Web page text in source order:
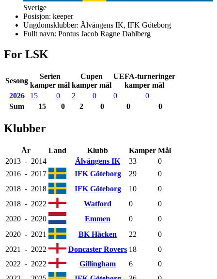
Sverige
Posisjon: keeper
Ungdomsklubber: Älvängens IK, IFK Göteborg
Fullt navn: Pontus Jacob Ragne Dahlberg
For LSK
Sesong
Serien
kamper mål
Cupen
kamper mål
UEFA-turneringer
kamper mål
2026
15 0 2 0 0
0
Sum
15 0 2 0 0 0
Klubber
År Land Klubb Kamper Mål
2013 - 2014 Älvängens IK 33
0
2016 - 2017 IFK Göteborg 29
0
2018 - 2018 IFK Göteborg 10
0
2018 - 2022 Watford 0
0
2020 - 2020 Emmen 0
0
2020 - 2021 BK Häcken 22
0
2021
- 2022 Doncaster Rovers 18
0
2022 - 2022 Gillingham 6
0